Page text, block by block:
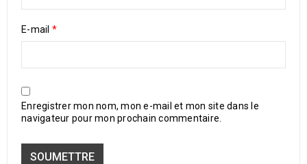
E-mail *
Enregistrer mon nom, mon e-mail et mon site dans le
navigateur pour mon prochain commentaire.